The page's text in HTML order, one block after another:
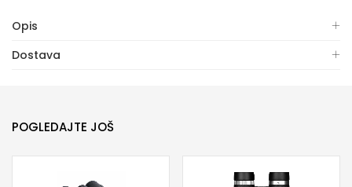
Opis
Dostava
POGLEDAJTE JOŠ